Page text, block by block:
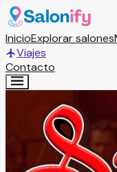
InicioExplorar salones
Viajes
Contacto